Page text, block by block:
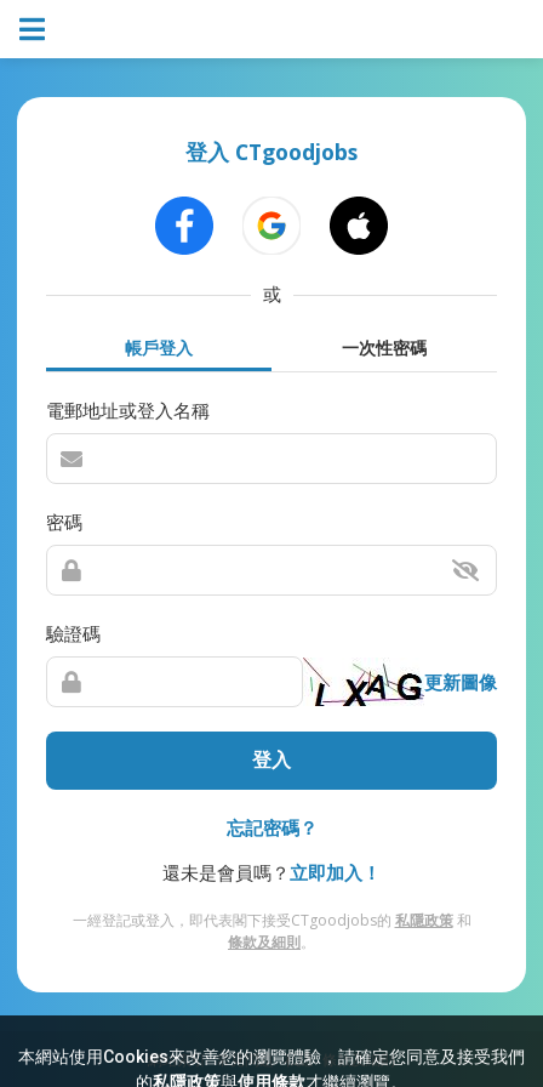
本網站使用Cookies來改善您的瀏覽體驗，請確定您同意及接受我們
的私隱政策與使用條款才繼續瀏覽。
登入 CTgoodjobs
或
帳戶登入 一次性密碼
電郵地址或登入名稱
密碼
驗證碼
更新圖像
登入
忘記密碼？
還未是會員嗎？ 立即加入！
一經登記或登入，即代表閣下接受CTgoodjobs的 私隱政策和
條款及細則。
網站索引 常見問題 私隱 條款及細則